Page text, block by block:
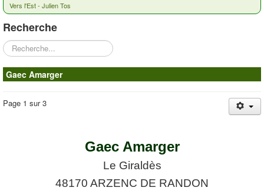
Vers l'Est - Julien Tos
Recherche
Rechercher
Gaec Amarger
Page 1 sur 3
Gaec Amarger
Le Giraldès
48170 ARZENC DE RANDON